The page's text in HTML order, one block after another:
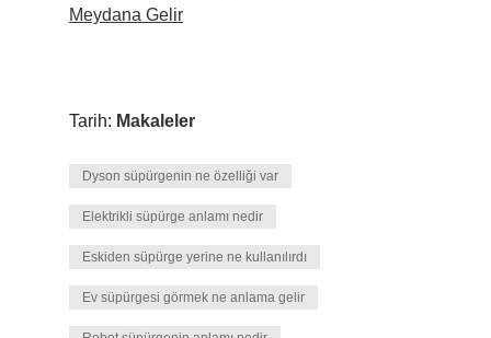
Meydana Gelir
Tarih: Makaleler
Dyson süpürgenin ne özelliği var
Elektrikli süpürge anlamı nedir
Eskiden süpürge yerine ne kullanılırdı
Ev süpürgesi görmek ne anlama gelir